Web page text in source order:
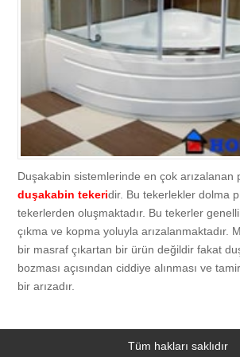
Hedefimiz
Kalite Politikamız
Cama Menfez Açma
Ofis Camı Tamiri
Vitrin Camı Tamiri
Cam Kapı, Fotoselli Kapı Camı, Otomatik
Duşakabin Camı Tamiri
Cam Balkon Tamiri
Kapı Camı İmalatı ve Montajı
Ofis Camı İmalatı ve Bölme İşlemi
Vitrin Camı İmalatı ve Montajı
Duşakabin İmalatı Montajı ve Camı
Dış Cephe Camlama
Çerçeve, Dekoratif Ayna, Bombeli Ayna
İkitelli
Merter
Bakırköy
Arnavutköy
İletişim
Duşakabin sistemlerinde en çok arızalanan
duşakabin tekeridir. Bu tekerlekler dolma
tekerlerden oluşmaktadır. Bu tekerler
çıkma ve kopma yoluyla arızalanmaktadır.
bir masraf çıkartan bir ürün değildir fakat
bozması açısından ciddiye alınması ve
bir arızadır.
Tüm hakları saklıdır